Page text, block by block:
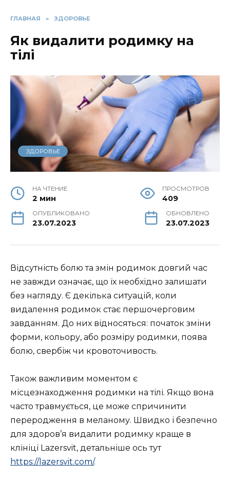
ГЛАВНАЯ » ЗДОРОВЬЕ
Як видалити родимку на
тілі
ЗДОРОВЬЕ
НА ЧТЕНИЕ
2 мин
ПРОСМОТРОВ
409
ОПУБЛИКОВАНО
23.07.2023
ОБНОВЛЕНО
23.07.2023
Відсутність болю та змін родимок довгий час
не завжди означає, що їх необхідно залишати
без нагляду. Є декілька ситуацій, коли
видалення родимок стає першочерговим
завданням. До них відносяться: початок зміни
форми, кольору, або розміру родимки, поява
болю, свербіж чи кровоточивость.
Також важливим моментом є
місцезнаходження родимки на тілі. Якщо вона
часто травмується, це може спричинити
переродження в меланому. Швидко і безпечно
для здоров’я видалити родимку краще в
клініці Lazersvit, детальніше ось тут
https://lazersvit.com/.